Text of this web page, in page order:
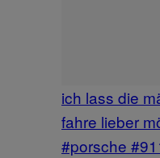
ich lass die
fahre lieber
#porsche